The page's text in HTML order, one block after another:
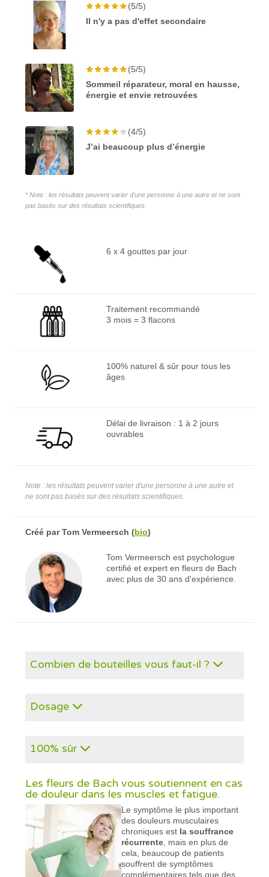
(5/5)
Il n'y a pas d'effet secondaire
(5/5)
Sommeil réparateur, moral en hausse,
énergie et envie retrouvées
(4/5)
J’ai beaucoup plus d’énergie
* Note : les résultats peuvent varier d'une personne à une autre et ne sont
pas basés sur des résultats scientifiques.
6 x 4 gouttes par jour
Traitement recommandé
3 mois = 3 flacons
100% naturel & sûr pour tous les
âges
Délai de livraison : 1 à 2 jours
ouvrables
Note : les résultats peuvent varier d'une personne à une autre et
ne sont pas basés sur des résultats scientifiques.
Créé parTom Vermeersch (bio)
Tom Vermeersch est psychologue
certifié et expert en fleurs de Bach
avec plus de 30 ans d'expérience.
Combien de bouteilles vous faut-il ?
Dosage
100% sûr
Les fleurs de Bach vous soutiennent en cas
de douleur dans les muscles et fatigue.
Le symptôme le plus important
des douleurs musculaires
chroniques est la souffrance
récurrente , mais en plus de
cela, beaucoup de patients
souffrent de symptômes
complémentaires tels que des